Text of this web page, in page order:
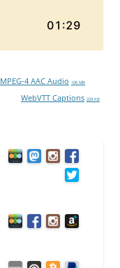
MPEG-4 AAC Audio 106 MB
WebVTT Captions 229 KB